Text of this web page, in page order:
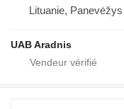
Lituanie, Panevėžys
UAB Aradnis